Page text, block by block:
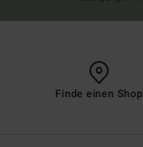
Finde einen Shop